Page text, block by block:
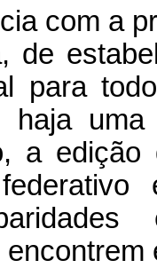
com a
de
para
haja
a